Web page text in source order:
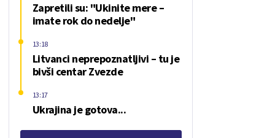
Zapretili su: "Ukinite mere –
imate rok do nedelje"
Litvanci neprepoznatljivi – tu je
bivši centar Zvezde
13:18
Ukrajina je gotova...
13:17